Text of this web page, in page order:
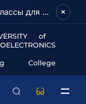
Обучающие курсы и мастер-классы для школьников и абитуриентов!
of
College